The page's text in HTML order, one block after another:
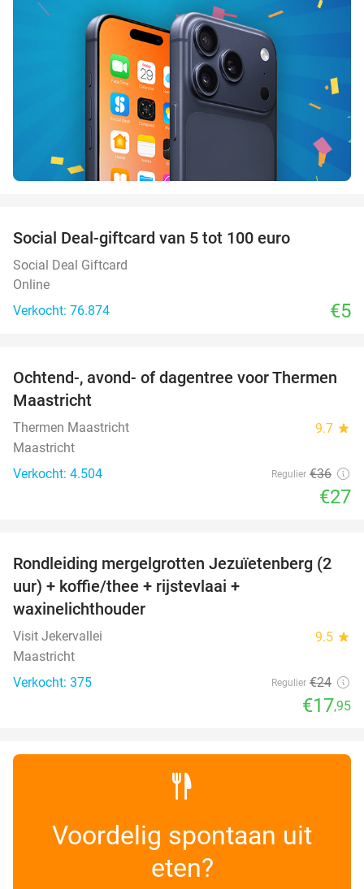
Social Deal-giftcard van 5 tot 100 euro
Social Deal Giftcard
Online
Verkocht: 76.874
€5
25%
Ochtend-, avond- of dagentree voor Thermen
Maastricht
Thermen Maastricht 9.7 star
Maastricht
Verkocht: 4.504
Regulier €36
€27
25%
Rondleiding mergelgrotten Jezuïetenberg (2
uur) + koffie/thee + rijstevlaai +
waxinelichthouder
Visit Jekervallei 9.5 star
Maastricht
Verkocht: 375
Regulier €24
€17,95
Voordelig spontaan uit
eten?